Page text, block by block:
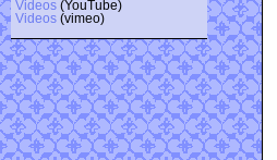
Videos (YouTube)
Videos (vimeo)